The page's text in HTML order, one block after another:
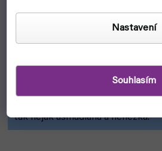
Nastavení
Souhlasím
Jak stínovat?
tak nějak ušmudlaná a nehezká.